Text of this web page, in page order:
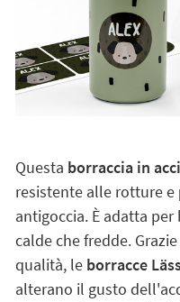
Questa borraccia in
resistente alle rotture e
antigoccia. È adatta
calde che fredde.
qualità, leborracce
alterano il gusto